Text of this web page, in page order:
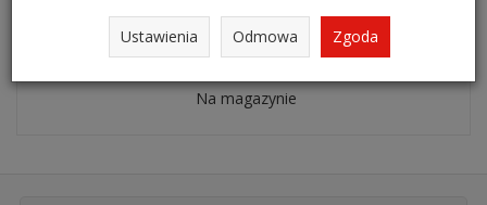
Na magazynie
Ustawienia Odmowa Zgoda